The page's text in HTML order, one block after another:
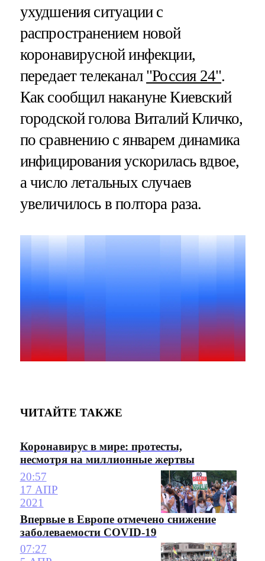
ухудшения ситуации с
распространением новой
коронавирусной инфекции,
передает телеканал "Россия 24".
Как сообщил накануне Киевский
городской голова Виталий Кличко,
по сравнению с январем динамика
инфицирования ускорилась вдвое,
а число летальных случаев
увеличилось в полтора раза.
ЧИТАЙТЕ ТАКЖЕ
Коронавирус в мире: протесты,
несмотря на миллионные жертвы
20:57
17 АПР
2021
Впервые в Европе отмечено снижение
заболеваемости COVID-19
07:27